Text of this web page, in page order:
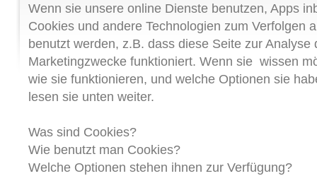
Wenn sie unsere online Dienste benutzen, Apps
Cookies und andere Technologien zum Verfolgen
benutzt werden, z.B. dass diese Seite zur Analyse
Marketingzwecke funktioniert. Wenn sie wissen
wie sie funktionieren, und welche Optionen sie
lesen sie unten weiter.
Was sind Cookies?
Wie benutzt man Cookies?
Welche Optionen stehen ihnen zur Verfügung?